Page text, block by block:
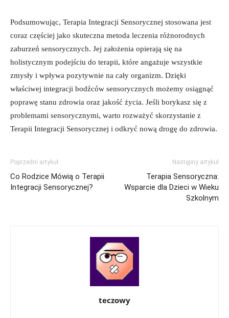
Podsumowując, Terapia Integracji​ Sensorycznej stosowana jest
coraz częściej jako skuteczna metoda ⁤leczenia różnorodnych
zaburzeń sensorycznych. Jej założenia ​opierają się na
holistycznym podejściu do⁤ terapii, które angażuje wszystkie ​
zmysły i wpływa pozytywnie na‍ cały organizm. Dzięki
właściwej integracji bodźców sensorycznych możemy osiągnąć
poprawę stanu zdrowia oraz jakość życia. Jeśli borykasz się z
problemami sensorycznymi, ​warto rozważyć skorzystanie⁤ z
Terapii Integracji Sensorycznej i odkryć nową ⁣drogę do​ zdrowia.
Poprzedni artykuł
Co Rodzice Mówią o Terapii
Integracji Sensorycznej?
Następny artykuł
Terapia Sensoryczna:
Wsparcie dla Dzieci w Wieku
Szkolnym
teczowy